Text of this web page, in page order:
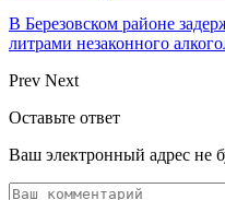
В Березовском районе
литрами незаконного
Prev Next
Оставьте ответ
Ваш электронный адрес не